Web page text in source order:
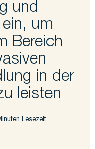
und
um
Bereich
in der
leisten
Lesezeit